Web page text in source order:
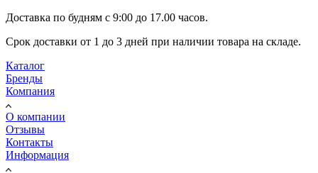
Доставка по будням с 9:00 до 17.00 часов.
Срок доставки от 1 до 3 дней при наличии товара на складе.
Каталог
Бренды
Компания
О компании
Отзывы
Контакты
Информация